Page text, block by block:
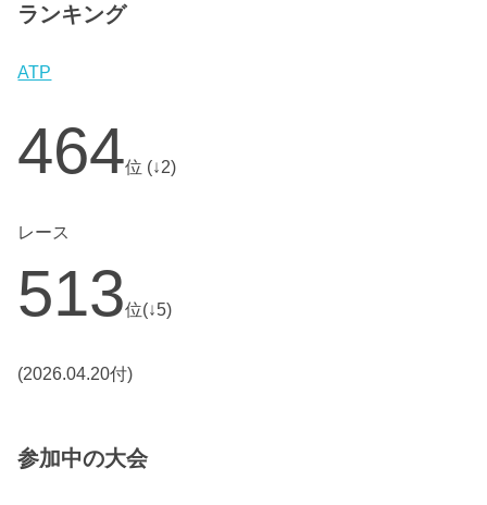
ランキング
ATP
464位 (↓2)
レース
513位(↓5)
(2026.04.20付)
参加中の大会